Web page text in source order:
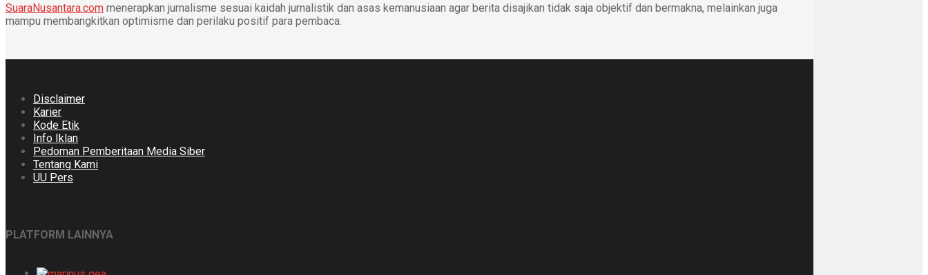
SuaraNusantara.com menerapkan jurnalisme sesuai kaidah jurnalistik dan asas kemanusiaan agar berita disajikan tidak saja objektif dan bermakna, melainkan juga
mampu membangkitkan optimisme dan perilaku positif para pembaca.
Disclaimer
Karier
Kode Etik
Info Iklan
Pedoman Pemberitaan Media Siber
Tentang Kami
UU Pers
PLATFORM LAINNYA